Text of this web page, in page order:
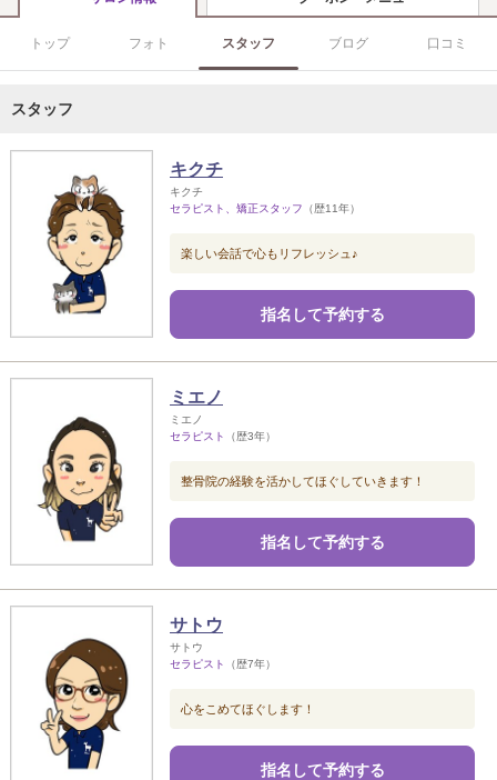
トップ フォト スタッフ ブログ 口コミ
スタッフ
キクチ
キクチ
セラピスト、矯正スタッフ （歴11年）
楽しい会話で心もリフレッシュ♪
指名して予約する
ミエノ
ミエノ
セラピスト
（歴3年）
整骨院の経験を活かしてほぐしていきます！
指名して予約する
サトウ
サトウ
セラピスト
（歴7年）
心をこめてほぐします！
指名して予約する